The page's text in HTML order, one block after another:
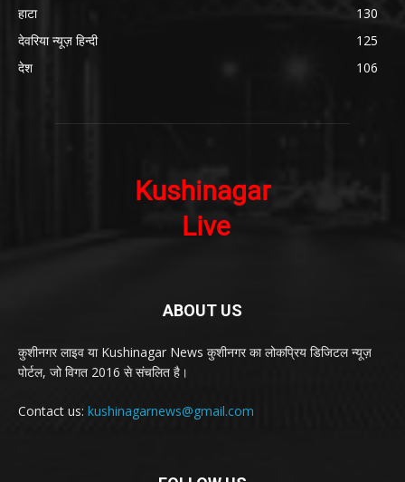
हाटा
130
देवरिया न्यूज़ हिन्दी
125
देश
106
ABOUT US
कुशीनगर लाइव या Kushinagar News कुशीनगर का लोकप्रिय डिजिटल न्यूज़
पोर्टल, जो विगत 2016 से संचलित है।
Contact us: kushinagarnews@gmail.com